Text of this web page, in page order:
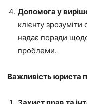
Допомога у
клієнту зрозуміти
надає поради
проблеми.
Важливість юриста